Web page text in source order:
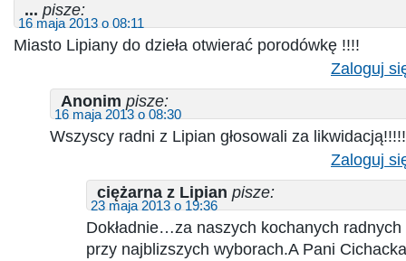
... pisze:
16 maja 2013 o 08:11
Miasto Lipiany do dzieła otwierać porodówkę !!!!
Zaloguj
Anonim pisze:
16 maja 2013 o 08:30
Wszyscy radni z Lipian głosowali za
Zaloguj
ciężarna z Lipian pisze:
23 maja 2013 o 19:36
Dokładnie…za naszych kochanych
przy najblizszych wyborach.A Pani